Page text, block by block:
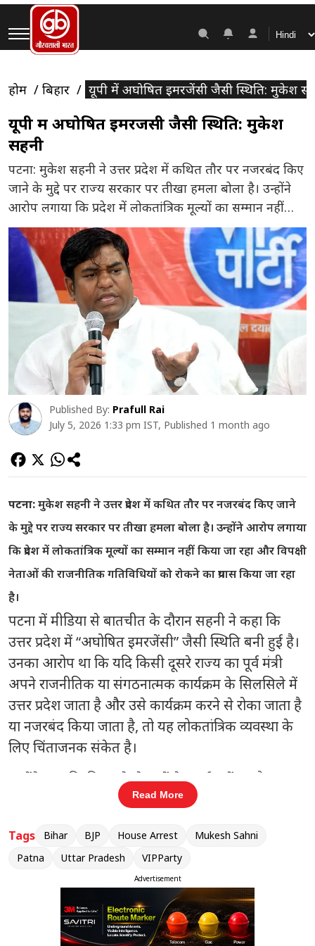
होम बिहार यूपी में अघोषित इमरजेंसी जैसी स्थिति: मुकेश
यूपी में अघोषित इमरजेंसी जैसी स्थिति: मुकेश
सहनी
पटना: मुकेश सहनी ने उत्तर प्रदेश में कथित तौर पर नजरबंद किए
जाने के मुद्दे पर राज्य सरकार पर तीखा हमला बोला है। उन्होंने
आरोप लगाया कि प्रदेश में लोकतांत्रिक मूल्यों का सम्मान नहीं
किया जा रहा और विपक्षी नेताओं की राजनीतिक गतिविधियों को
रोकने का प्रयास किया जा रहा है। पटना में मीडिया से बातचीत
Published By: Prafull Rai
July 5, 2026 1:33 pm IST, Published 1 month ago
पटना:मुकेश सहनी ने उत्तर प्रदेश में कथित तौर पर नजरबंद किए जाने
के मुद्दे पर राज्य सरकार पर तीखा हमला बोला है। उन्होंने आरोप लगाया
कि प्रदेश में लोकतांत्रिक मूल्यों का सम्मान नहीं किया जा रहा और विपक्षी
नेताओं की राजनीतिक गतिविधियों को रोकने का प्रयास किया जा रहा
है।
पटना में मीडिया से बातचीत के दौरान सहनी ने कहा कि
उत्तर प्रदेश में “अघोषित इमरजेंसी” जैसी स्थिति बनी हुई है।
उनका आरोप था कि यदि किसी दूसरे राज्य का पूर्व मंत्री
अपने राजनीतिक या संगठनात्मक कार्यक्रम के सिलसिले में
उत्तर प्रदेश जाता है और उसे कार्यक्रम करने से रोका जाता है
या नजरबंद किया जाता है, तो यह लोकतांत्रिक व्यवस्था के
लिए चिंताजनक संकेत है।
उन्होंने कहा कि विपक्ष के नेताओं के कार्यक्रमों पर रोक
लगाने और उनकी गतिविधियों को सीमित करने की कोशिश
सहनी ने दावा किया कि लोकतंत्र में सभी राजनीतिक दलों
और नेताओं को अपनी बात रखने तथा जनता के बीच जाने
का समान अधिकार होना चाहिए।
संबंधित खबरें
Read More
Tags Bihar BJP House Arrest
Mukesh Sahni
Patna
Uttar Pradesh VIPParty
Advertisement